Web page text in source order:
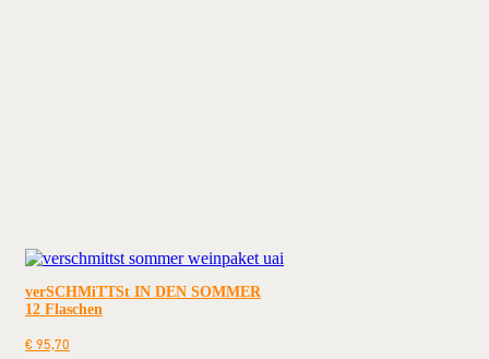
verSCHMiTTSt IN DEN SOMMER
12 Flaschen
€95,70